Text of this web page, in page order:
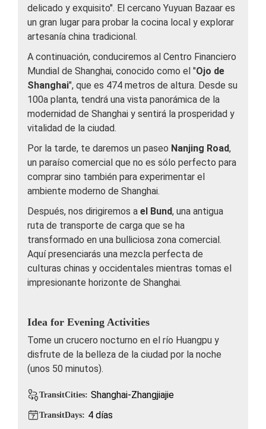
delicado y exquisito". El cercano Yuyuan Bazaar es
un gran lugar para probar la cocina local y explorar
artesanía china tradicional.
A continuación, conduciremos al Centro Financiero
Mundial de Shanghai, conocido como el "Ojo de
Shanghai", que es 474 metros de altura. Desde su
100a planta, tendrá una vista panorámica de la
modernidad de Shanghai y sentirá la prosperidad y
vitalidad de la ciudad.
Por la tarde, te daremos un paseo Nanjing Road,
un paraíso comercial que no es sólo perfecto para
comprar sino también para experimentar el
ambiente moderno de Shanghai.
Después, nos dirigiremos a el Bund, una antigua
ruta de transporte de carga que se ha
transformado en una bulliciosa zona comercial.
Aquí presenciarás una mezcla perfecta de
culturas chinas y occidentales mientras tomas el
impresionante horizonte de Shanghai.
Idea for Evening Activities
Tome un crucero nocturno en el río Huangpu y
disfrute de la belleza de la ciudad por la noche
(unos 50 minutos).
TransitCities: Shanghai-Zhangjiajie
TransitDays: 4 días